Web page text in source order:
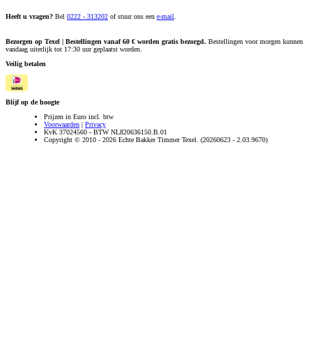
Heeft u vragen? Bel 0222 - 313202 of stuur ons een e-mail.
Bezorgen op Texel | Bestellingen vanaf 60 € worden gratis bezorgd. Bestellingen voor morgen kunnen
vandaag uiterlijk tot 17:30 uur geplaatst worden.
Veilig betalen
Blijf op de hoogte
Prijzen in Euro incl. btw
Voorwaarden | Privacy
KvK 37024560 - BTW NL820636150.B.01
Copyright © 2010 - 2026 Echte Bakker Timmer Texel. (20260623 - 2.03.9670)